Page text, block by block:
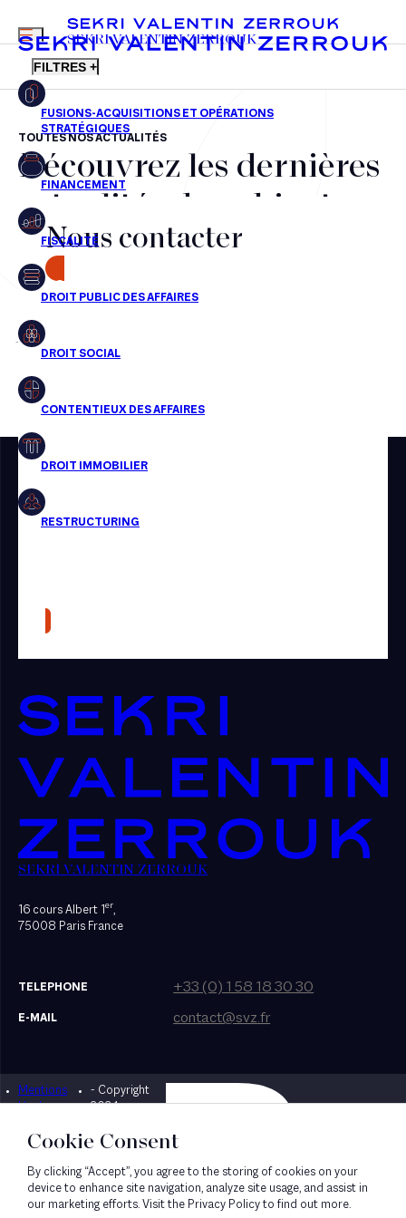
FR EN
MENU
SEKRI VALENTIN ZERROUK
FILTRES +
Fusions-acquisitions et opérations stratégiques
Financement
Fiscalité
Droit public des affaires
Droit social
Droit immobilier
Restructuring
Presse
TOUTES NOS ACTUALITÉS
Découvrez les dernières
actualités du cabinet,
nos récompenses et nos
transactions, jour après
jour
Aucun résultats pour cette recherche
Nous contacter
SEKRI VALENTIN ZERROUK
16 cours Albert 1er,
75008 Paris France
TELEPHONE +33 (0) 1 58 18 30 30
E-MAIL contact@svz.fr
Mentions
légales
- Copyright
2024
Designed by Bonhomme
Cookie Consent
By clicking “Accept”, you agree to the storing of cookies on your
device to enhance site navigation, analyze site usage, and assist in
our marketing efforts. Visit the Privacy Policy to find out more.